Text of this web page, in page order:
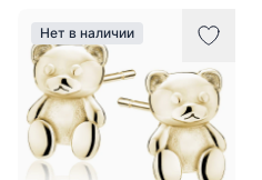
Нет в наличии